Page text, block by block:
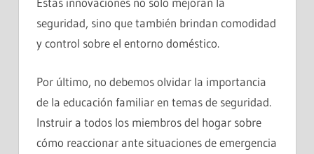
seguridad, sino que también brindan comodidad
y control sobre el entorno doméstico.
Por último, no debemos olvidar la importancia
de la educación familiar en temas de seguridad.
Instruir a todos los miembros del hogar sobre
cómo reaccionar ante situaciones de emergencia